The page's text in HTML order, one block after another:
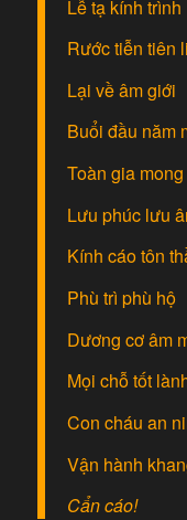
Lễ tạ kính trình
Rước tiễn tiên
Lại về âm giới
Buổi đầu năm
Toàn gia
Lưu phúc lưu
Kính cáo tôn
Phù trì phù hộ
Dương cơ âm
Mọi chỗ tốt
Con cháu an
Vận hành
Cẩn cáo!